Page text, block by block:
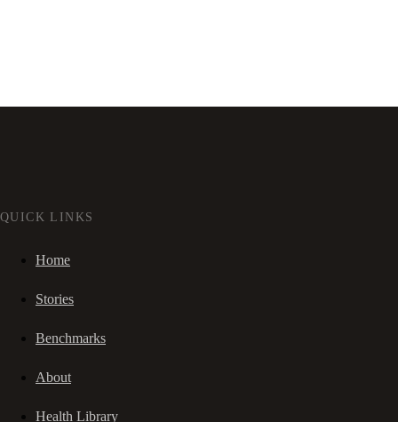
QUICK LINKS
Home
Stories
Benchmarks
About
Health Library